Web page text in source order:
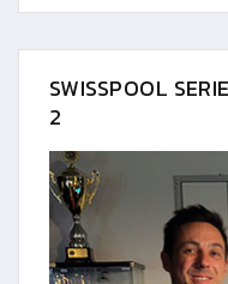
SWISSPOOL
2